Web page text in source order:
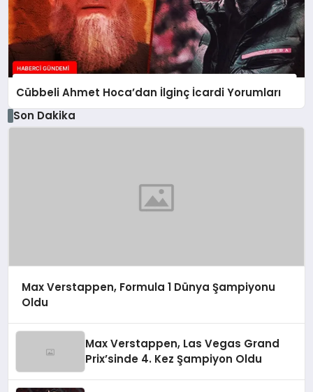
Cübbeli Ahmet Hoca’dan İlginç İcardi Yorumları
Son Dakika
Max Verstappen, Formula 1 Dünya Şampiyonu
Oldu
Max Verstappen, Las Vegas Grand
Prix’sinde 4. Kez Şampiyon Oldu